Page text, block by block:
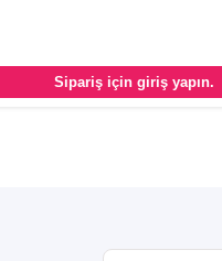
Sipariş için giriş yapın.